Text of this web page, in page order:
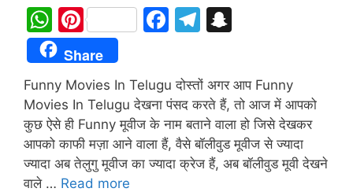
W
h
at
s
A
p
p
Pi
nt
er
e
st
F
c
e
b
o
o
T
gr
a
m
p
c
h
at
Share
Funny Movies In Telugu दोस्तों अगर आप Funny
Movies In Telugu देखना पंसद करते हैं, तो आज में आपको
कुछ ऐसे ही Funny मूवीज के नाम बताने वाला हो जिसे देखकर
आपको काफी मज़ा आने वाला हैं, वैसे बॉलीवुड मूवीज से ज्यादा
ज्यादा अब तेलुगु मूवीज का ज्यादा क्रेज हैं, अब बॉलीवुड मूवी देखने
वाले … Read more